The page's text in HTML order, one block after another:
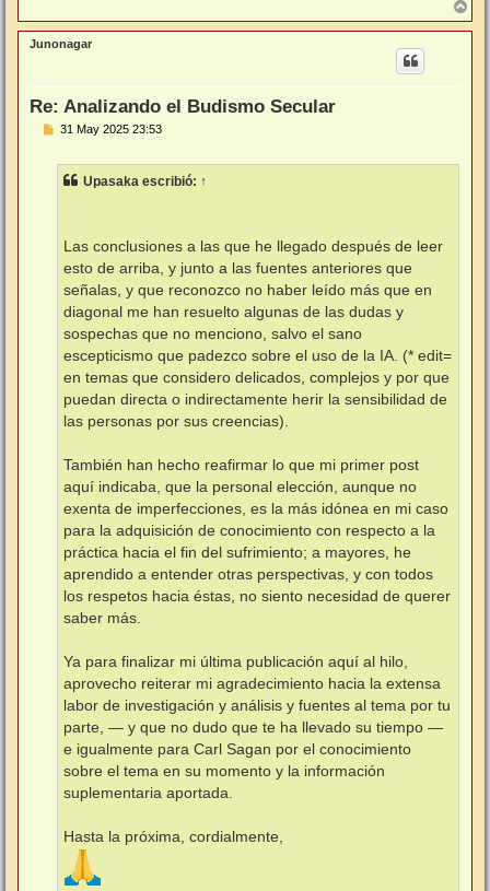
r
r
Junonagar
Re: Analizando el Budismo Secular
M
31 May 2025 23:53
Upasaka escribió: ↑
Las conclusiones a las que he llegado después de leer
esto de arriba, y junto a las fuentes anteriores que
señalas, y que reconozco no haber leído más que en
diagonal me han resuelto algunas de las dudas y
sospechas que no menciono, salvo el sano
escepticismo que padezco sobre el uso de la IA. (* edit=
en temas que considero delicados, complejos y por que
puedan directa o indirectamente herir la sensibilidad de
las personas por sus creencias).
También han hecho reafirmar lo que mi primer post
aquí indicaba, que la personal elección, aunque no
exenta de imperfecciones, es la más idónea en mi caso
para la adquisición de conocimiento con respecto a la
práctica hacia el fin del sufrimiento; a mayores, he
aprendido a entender otras perspectivas, y con todos
los respetos hacia éstas, no siento necesidad de querer
saber más.
Ya para finalizar mi última publicación aquí al hilo,
aprovecho reiterar mi agradecimiento hacia la extensa
labor de investigación y análisis y fuentes al tema por tu
parte, — y que no dudo que te ha llevado su tiempo —
e igualmente para Carl Sagan por el conocimiento
sobre el tema en su momento y la información
suplementaria aportada.
Hasta la próxima, cordialmente,